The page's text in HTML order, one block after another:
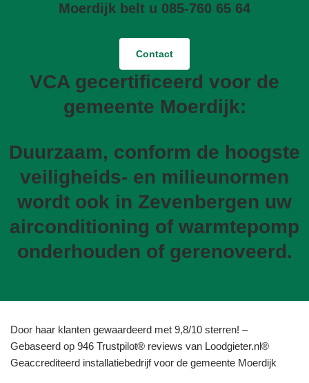
Moerdijk belt u 085-760 65 64
Contact
VCA gecertificeerd voor de
gemeente Moerdijk:
Duurzaam, conform de hoogste
veiligheids- en milieunormen
wordt ook in Zevenbergen uw
airconditioning of warmtepomp
onderhouden of gerenoveerd.
Door haar klanten gewaardeerd met 9,8/10 sterren! –
Gebaseerd op 946 Trustpilot® reviews van Loodgieter.nl®
Geaccrediteerd installatiebedrijf voor de gemeente Moerdijk